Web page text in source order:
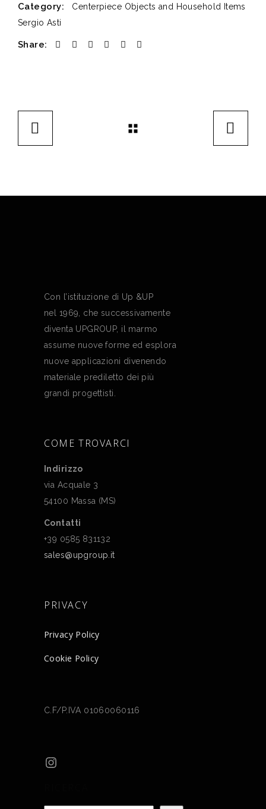
Category: Centerpiece Objects and Household Items
Sergio Asti
Share:
Con l’istituzione di Up &UP
nel 1969, che successivamente
diventa UPGROUP, il marmo
assume nuove forme ed esplora
nuove applicazioni divenendo
materiale prediletto dei più
grandi progettisti.
COME TROVARCI
Indirizzo
via Acquale 3
54100 Massa (MS)
Contatti
+39 0585 831132
sales@upgroup.it
PRIVACY
Privacy Policy
Cookie Policy
C.F/P.IVA 01060060116
Instagram